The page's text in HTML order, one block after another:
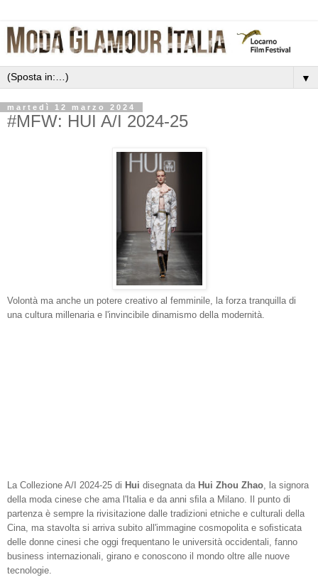
▼
martedì 12 marzo 2024
#MFW: HUI A/I 2024-25
Volontà ma anche un potere creativo al femminile, la forza tranquilla di
una cultura millenaria e l'invincibile dinamismo della modernità.
La Collezione A/I 2024-25 di Hui disegnata da Hui Zhou Zhao, la signora
della moda cinese che ama l'Italia e da anni sﬁla a Milano. Il punto di
partenza è sempre la rivisitazione dalle tradizioni etniche e culturali della
Cina, ma stavolta si arriva subito all'immagine cosmopolita e soﬁsticata
delle donne cinesi che oggi frequentano le università occidentali, fanno
business internazionali, girano e conoscono il mondo oltre alle nuove
tecnologie.